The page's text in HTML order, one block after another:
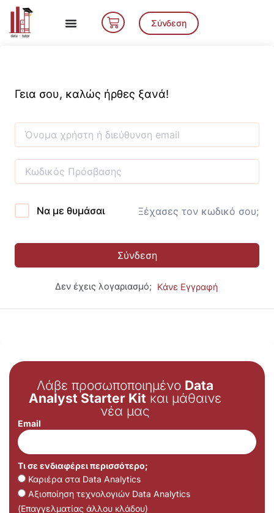
Μετάβαση
περιεχόμενο
Cart Σύνδεση
Γεια σου, καλώς ήρθες ξανά!
Να με θυμάσαι Ξέχασες τον κωδικό σου;
Σύνδεση
Δεν έχεις λογαριασμό; Κάνε Εγγραφή
Λάβε προσωποποιημένο Data
Analyst Starter Kit και μάθαινε
νέα μας
Email
Τι σε ενδιαφέρει περισσότερο;
Καριέρα στα Data Analytics
Αξιοποίηση τεχνολογιών Data Analytics
(Επαγγελματίας άλλου κλάδου)